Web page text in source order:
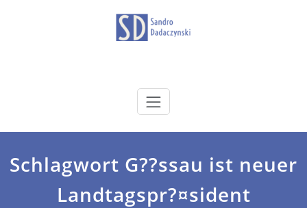
dadaczynski.de
Schlagwort G??ssau ist neuer
Landtagspr?¤sident